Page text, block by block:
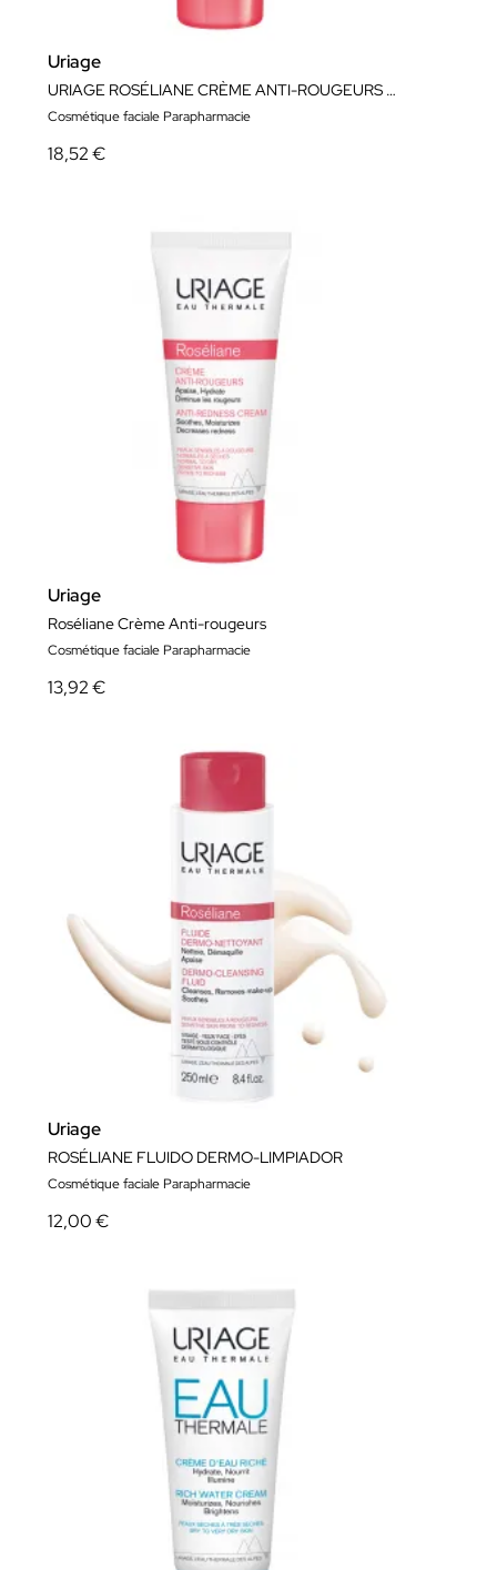
Uriage
URIAGE ROSÉLIANE CRÈME ANTI-ROUGEURS SPF30
Cosmétique faciale Parapharmacie
18,52 €
Uriage
Roséliane Crème Anti-rougeurs
Cosmétique faciale Parapharmacie
13,92 €
Uriage
ROSÉLIANE FLUIDO DERMO-LIMPIADOR
Cosmétique faciale Parapharmacie
12,00 €